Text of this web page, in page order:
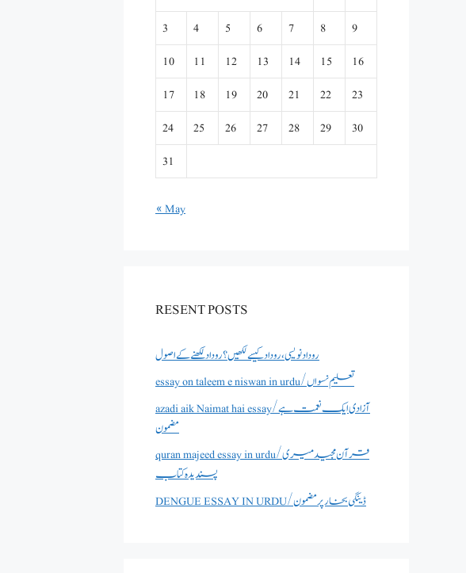
3
4 5 6 7 8
9
10
11 12 13 14 15
16
17
18 19 20 21 22
23
24
25 26 27 28 29
30
31
« May
RESENT POSTS
روداد نویسی ،روداد کیسے لکھیں؟ روداد لکھنے کے اصول
essay on taleem e niswan in urdu/تعلیم نسواں
azadi aik Naimat hai essay/آزادی ایک نعمت ہے
مضمون
quran majeed essay in urdu/قرآن مجید میری
پسندیدہ کتاب
DENGUE ESSAY IN URDU/ڈینگی بخار پر مضمون